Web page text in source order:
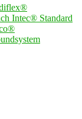
Intec® Standard